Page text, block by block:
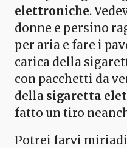
elettroniche.
donne e persino
per aria e fare i
carica della
con pacchetti da
della sigaretta
fatto un tiro
Potrei farvi miriadi